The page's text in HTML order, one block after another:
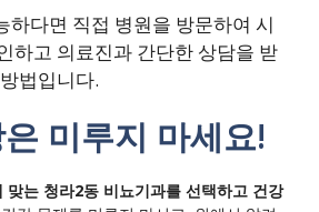
하다면 직접 병원을 방문하여 시
하고 의료진과 간단한 상담을 받
법입니다.
미루지 마세요!
맞는 청라2동 비뇨기과를 선택하고 건강